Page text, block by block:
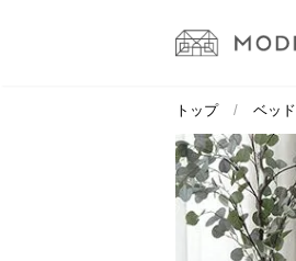
トップ ベッド